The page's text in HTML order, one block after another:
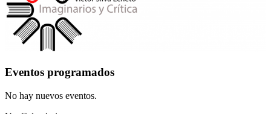
Eventos programados
No hay nuevos eventos.